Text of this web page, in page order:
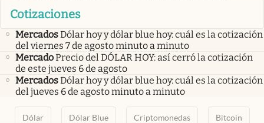
Cotizaciones
MercadosDólar hoy y dólar blue hoy: cuál es la cotización
del viernes 7 de agosto minuto a minuto
MercadoPrecio del DÓLAR HOY: así cerró la cotización
de este jueves 6 de agosto
MercadosDólar hoy y dólar blue hoy: cuál es la cotización
del jueves 6 de agosto minuto a minuto
Dólar Dólar Blue Criptomonedas Bitcoin